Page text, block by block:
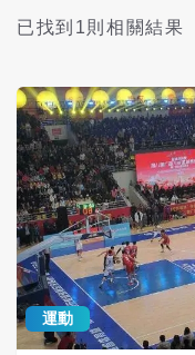
已找到1則相關結果
運動